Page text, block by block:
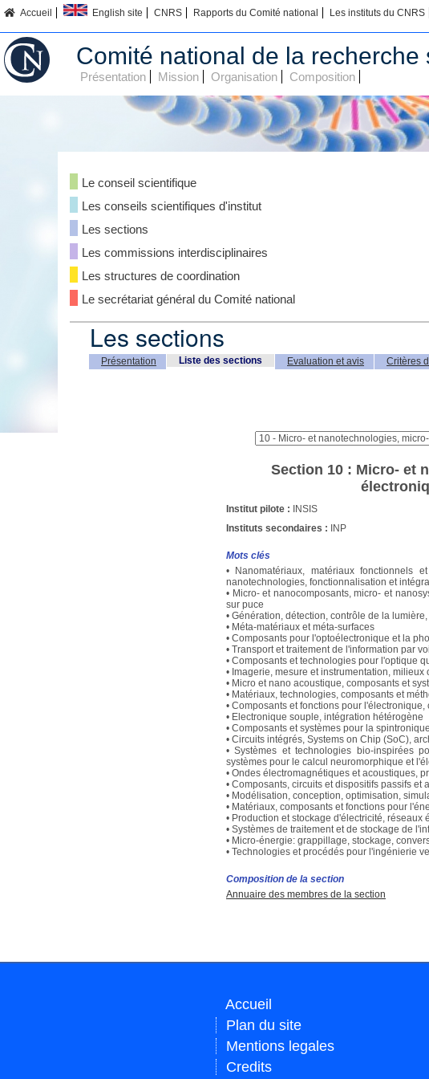
Accueil English site CNRS Rapports du Comité national Les instituts du CNRS
Comité national de la recherche
Présentation Mission Organisation Composition
Le conseil scientifique
Les conseils scientifiques d'institut
Les sections
Les commissions interdisciplinaires
Les structures de coordination
Le secrétariat général du Comité national
Les sections
Présentation Liste des sections Evaluation et avis Critères
Section 10 : Micro- et
Institut pilote : INSIS
Instituts secondaires : INP
Mots clés
• Nanomatériaux, matériaux fonctionnels
nanotechnologies, fonctionnalisation et
• Micro- et nanocomposants, micro- et
sur puce
• Génération, détection, contrôle de la
• Méta-matériaux et méta-surfaces
• Composants pour l'optoélectronique et la
• Transport et traitement de l'information par
• Composants et technologies pour l'optique
• Imagerie, mesure et instrumentation,
• Micro et nano acoustique, composants et
• Matériaux, technologies, composants et
• Composants et fonctions pour l'électronique,
• Electronique souple, intégration hétérogène
• Composants et systèmes pour la
• Circuits intégrés, Systems on Chip (SoC),
• Systèmes et technologies bio-inspirées
systèmes pour le calcul neuromorphique et
• Ondes électromagnétiques et acoustiques,
• Composants, circuits et dispositifs passifs et
• Modélisation, conception, optimisation,
• Matériaux, composants et fonctions pour
• Production et stockage d'électricité,
• Systèmes de traitement et de stockage de
• Micro-énergie: grappillage, stockage,
• Technologies et procédés pour l'ingénierie
Composition de la section
Annuaire des membres de la section
Accueil
Plan du site
Mentions legales
Credits